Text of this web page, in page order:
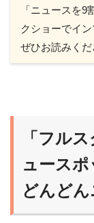
「ニュースを
クショーでイ
ぜひお読みくだ
「フル
ュース
どんどん